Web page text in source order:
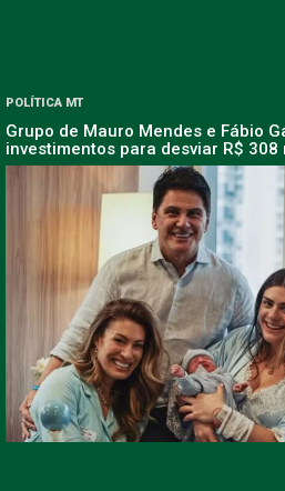
POLÍTICA MT
Grupo de Mauro Mendes e Fábio
investimentos para desviar R$ 308